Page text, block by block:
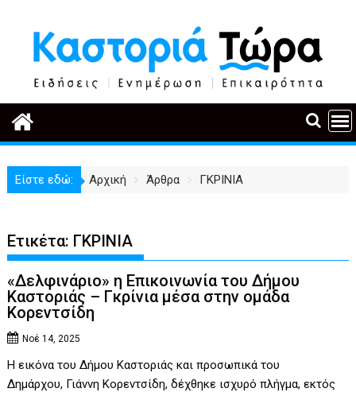
περιεχόμενο
Είστε εδώ: Αρχική Άρθρα ΓΚΡΙΝΙΑ
Ετικέτα: ΓΚΡΙΝΙΑ
«Δελφινάριο» η Επικοινωνία του Δήμου
Καστοριάς – Γκρίνια μέσα στην ομάδα
Κορεντσίδη
Νοέ 14, 2025
Η εικόνα του Δήμου Καστοριάς και προσωπικά του
Δημάρχου, Γιάννη Κορεντσίδη, δέχθηκε ισχυρό πλήγμα, εκτός